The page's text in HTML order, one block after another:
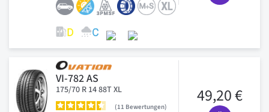
VI-782 AS
175/70 R 14 88T XL
11 Bewertungen
49,20 €